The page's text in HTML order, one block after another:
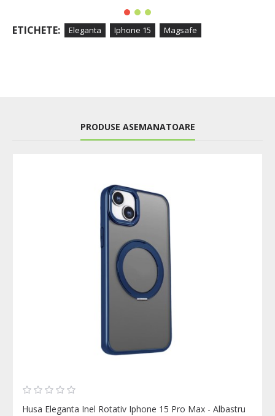
ETICHETE: Eleganta Iphone 15 Magsafe
PRODUSE ASEMANATOARE
Husa Eleganta Inel Rotativ Iphone 15 Pro Max - Albastru